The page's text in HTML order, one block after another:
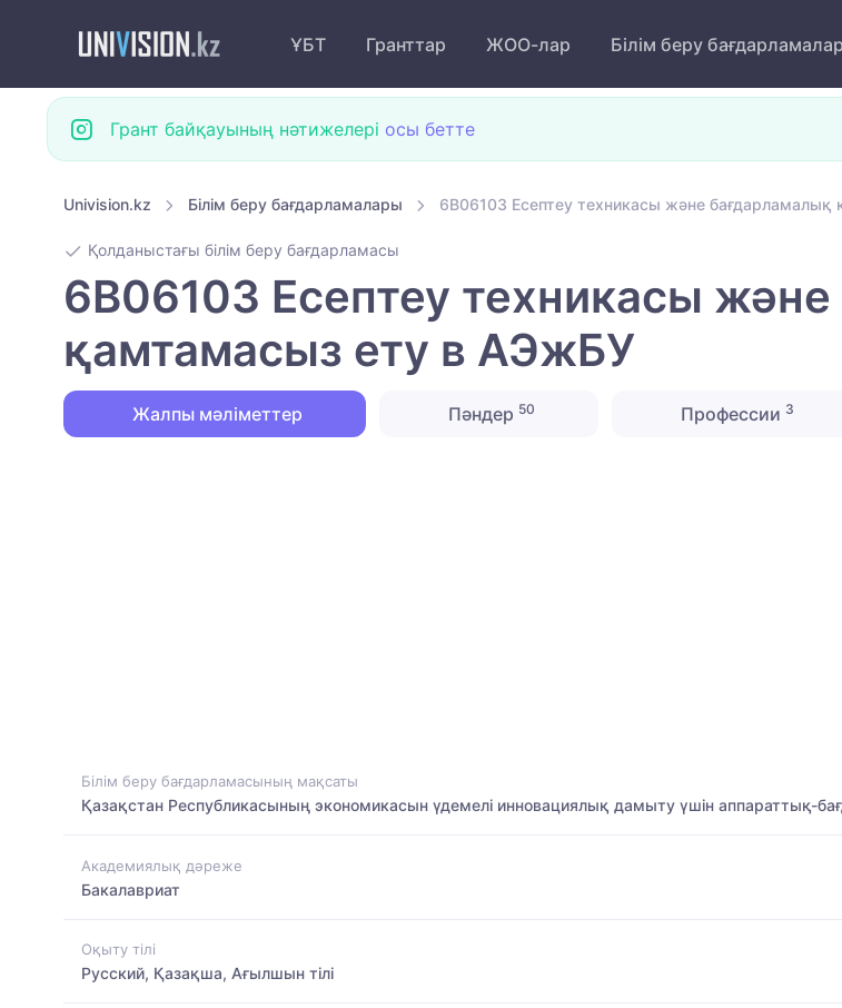
ҰБТ Гранттар ЖОО-лар Білім беру
Грант байқауының нәтижелері осы бетте
Univision.kz Білім беру бағдарламалары 6B06103 Есептеу техникасы және
Қолданыстағы білім беру бағдарламасы
6B06103 Есептеу техникасы
қамтамасыз ету в АЭжБУ
Жалпы мәліметтер Пәндер 50 Профессии 3
Білім беру бағдарламасының мақсаты
Қазақстан Республикасының экономикасын үдемелі инновациялық дамыту үшін аппараттық-
Академиялық дәреже
Бакалавриат
Оқыту тілі
Русский, Қазақша, Ағылшын тілі